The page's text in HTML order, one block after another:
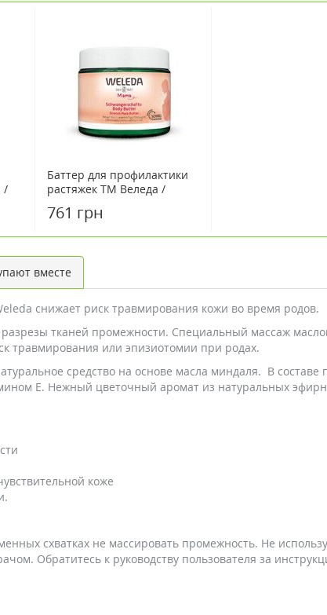
/
Баттер для профилактики
растяжек ТМ Веледа /
761 грн
вместе
снижает риск травмирования кожи во время родов.
тканей промежности. Специальный массаж
травмирования или эпизиотомии при родах.
средство на основе масла миндаля. В составе
E. Нежный цветочный аромат из натуральных
коже
схватках не массировать промежность. Не
Обратитесь к руководству пользователя за